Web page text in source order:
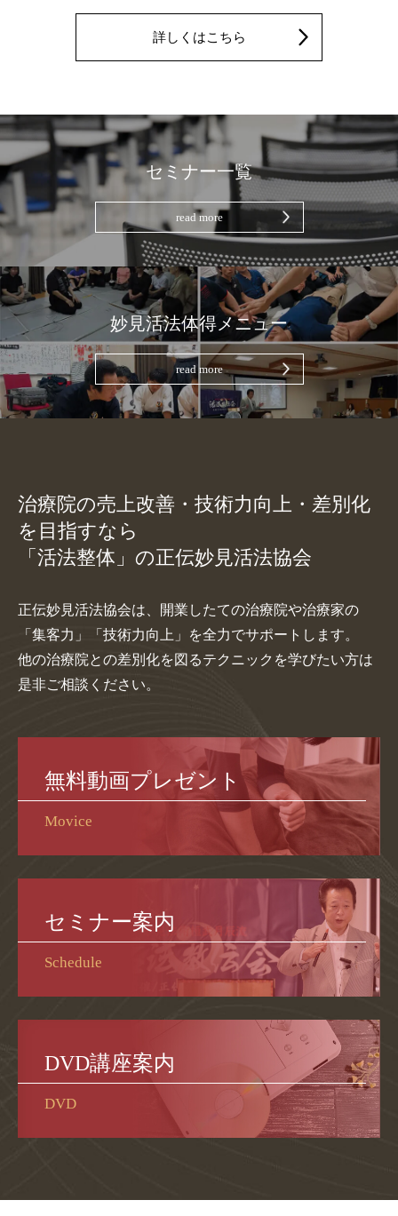
詳しくはこちら
セミナー一覧
read more
妙見活法体得メニュー
read more
治療院の売上改善・技術力向上・差別化
を目指すなら
「活法整体」の正伝妙見活法協会
正伝妙見活法協会は、開業したての治療院や治療家の
「集客力」「技術力向上」を全力でサポートします。
他の治療院との差別化を図るテクニックを学びたい方は
是非ご相談ください。
無料動画プレゼント
Movice
セミナー案内
Schedule
DVD講座案内
DVD